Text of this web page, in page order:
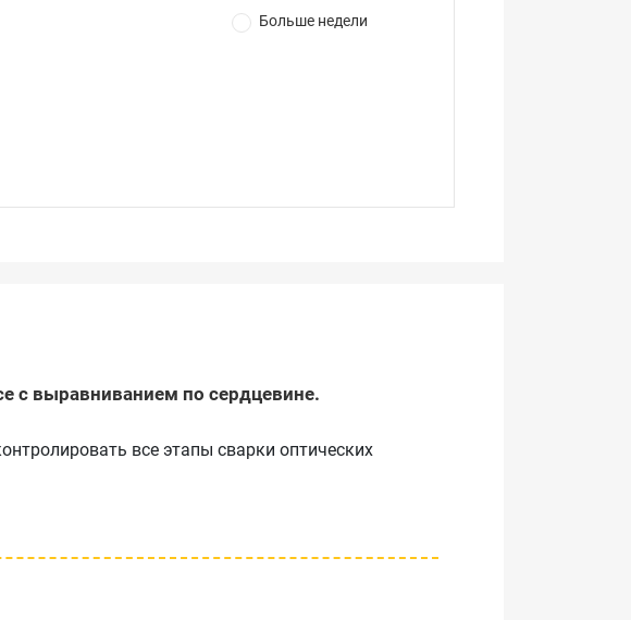
с выравниванием по сердцевине.
все этапы сварки оптических
Больше недели